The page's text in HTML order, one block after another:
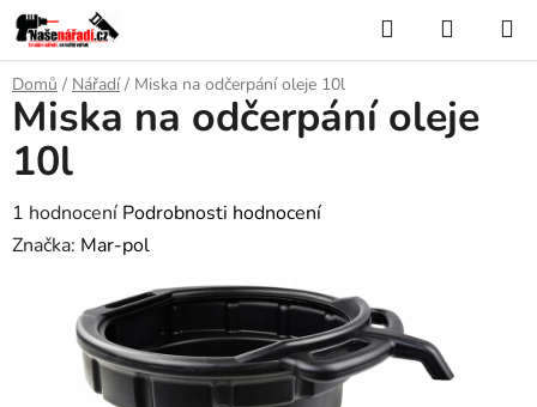
Přejít
na
obsah
Hledat
KOŠÍK
Domů / Nářadí / Miska na odčerpání oleje 10l
Miska na odčerpání oleje
10l
Průměrné
hodnocení
1 hodnocení Podrobnosti hodnocení
Značka: Mar-pol